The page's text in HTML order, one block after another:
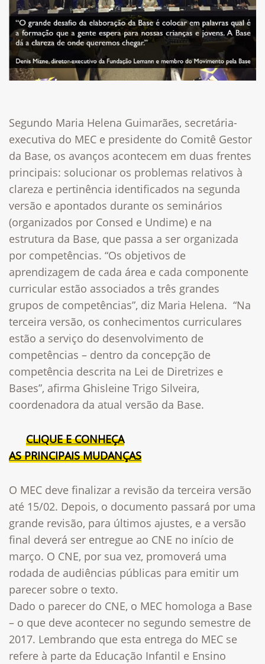
Segundo Maria Helena Guimarães, secretária-
executiva do MEC e presidente do Comitê Gestor
da Base, os avanços acontecem em duas frentes
principais: solucionar os problemas relativos à
clareza e pertinência identificados na segunda
versão e apontados durante os seminários
(organizados por Consed e Undime) e na
estrutura da Base, que passa a ser organizada
por competências. “Os objetivos de
aprendizagem de cada área e cada componente
curricular estão associados a três grandes
grupos de competências”, diz Maria Helena. “Na
terceira versão, os conhecimentos curriculares
estão a serviço do desenvolvimento de
competências – dentro da concepção de
competência descrita na Lei de Diretrizes e
Bases”, afirma Ghisleine Trigo Silveira,
coordenadora da atual versão da Base.
CLIQUE E CONHEÇA
AS PRINCIPAIS MUDANÇAS
O MEC deve finalizar a revisão da terceira versão
até 15/02. Depois, o documento passará por uma
grande revisão, para últimos ajustes, e a versão
final deverá ser entregue ao CNE no início de
março. O CNE, por sua vez, promoverá uma
rodada de audiências públicas para emitir um
parecer sobre o texto.
Dado o parecer do CNE, o MEC homologa a Base
– o que deve acontecer no segundo semestre de
2017. Lembrando que esta entrega do MEC se
refere à parte da Educação Infantil e Ensino